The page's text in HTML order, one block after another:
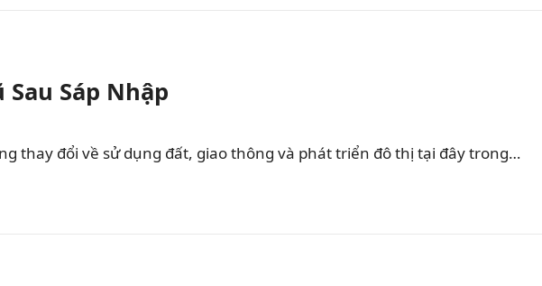
Sáp Nhập
thay đổi về sử dụng đất, giao thông và phát triển đô thị tại đây trong…